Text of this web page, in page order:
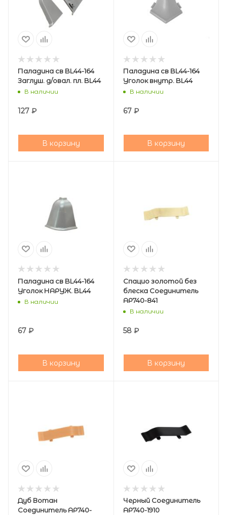
Паладина св BL44-164
Заглуш. д/овал. пл. BL44
В наличии
127 ₽
В корзину
Паладина св BL44-164
Уголок внутр. BL44
В наличии
67₽
В корзину
Паладина св BL44-164
Уголок НАРУЖ. BL44
В наличии
67 ₽
В корзину
Спацио золотой без
блеска Соединитель
АР740-841
В наличии
58₽
В корзину
Дуб Вотан
Соединитель АР740-
Черный Соединитель
АР740-1910